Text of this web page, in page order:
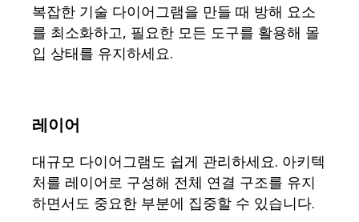
운영
마케팅
IT
전략적 이니셔티브별
클라우드 및 소프트웨어 혁신
리소스
학습
고객 스토리
복잡한 기술 다이어그램을 만들 때 방해 요소
를 최소화하고, 필요한 모든 도구를 활용해 몰
입 상태를 유지하세요.
레이어
대규모 다이어그램도 쉽게 관리하세요. 아키텍
처를 레이어로 구성해 전체 연결 구조를 유지
하면서도 중요한 부분에 집중할 수 있습니다.